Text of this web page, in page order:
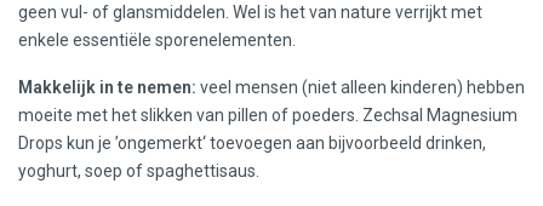
geen vul- of glansmiddelen. Wel is het van nature verrijkt met
enkele essentiële sporenelementen.
Makkelijk in te nemen: veel mensen (niet alleen kinderen) hebben
moeite met het slikken van pillen of poeders. Zechsal Magnesium
Drops kun je ’ongemerkt‘ toevoegen aan bijvoorbeeld drinken,
yoghurt, soep of spaghettisaus.